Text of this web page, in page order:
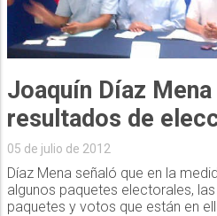
Joaquín Díaz
resultados de
05 de julio de 2012
Díaz Mena señaló que en la
algunos paquetes electorales,
paquetes y votos que están en